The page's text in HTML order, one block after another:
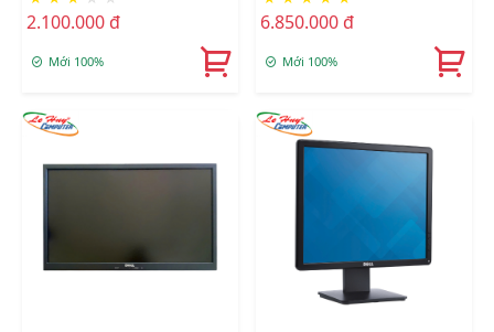
2.100.000 đ
Mới 100%
120Hz, 5ms, Phẳng
6.850.000 đ
Mới 100%